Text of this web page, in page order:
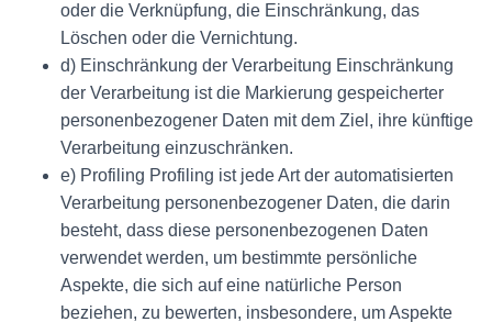
oder die Verknüpfung, die Einschränkung, das
Löschen oder die Vernichtung.
d) Einschränkung der Verarbeitung Einschränkung
der Verarbeitung ist die Markierung gespeicherter
personenbezogener Daten mit dem Ziel, ihre künftige
Verarbeitung einzuschränken.
e) Profiling Profiling ist jede Art der automatisierten
Verarbeitung personenbezogener Daten, die darin
besteht, dass diese personenbezogenen Daten
verwendet werden, um bestimmte persönliche
Aspekte, die sich auf eine natürliche Person
beziehen, zu bewerten, insbesondere, um Aspekte